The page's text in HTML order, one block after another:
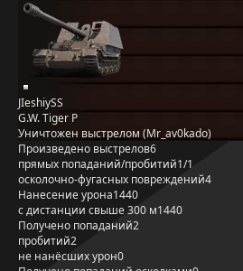
JIeshiySS
G.W. Tiger P
Уничтожен выстрелом (Mr_av0kado)
Произведено выстрелов6
прямых попаданий/пробитий1/1
осколочно-фугасных повреждений4
Нанесение урона1440
с дистанции свыше 300 м1440
Получено попаданий2
пробитий2
не нанёсших урон0